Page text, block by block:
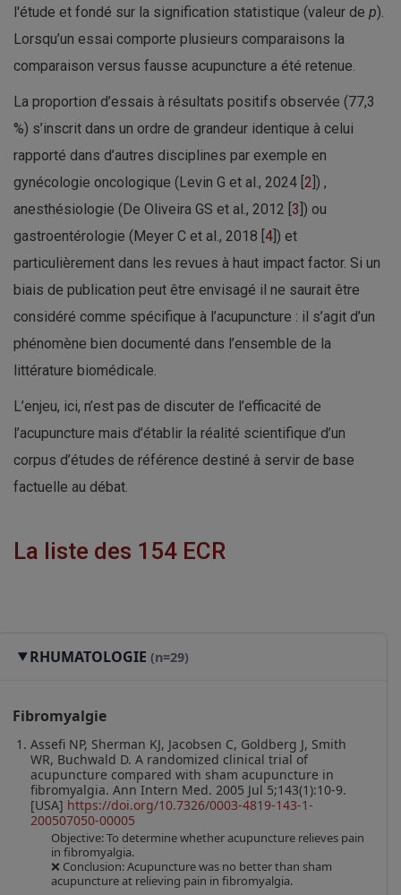
l'étude et fondé sur la signification statistique (valeur de p).
Lorsqu’un essai comporte plusieurs comparaisons la
comparaison versus fausse acupuncture a été retenue.
La proportion d’essais à résultats positifs observée (77,3
%) s’inscrit dans un ordre de grandeur identique à celui
rapporté dans d’autres disciplines par exemple en
gynécologie oncologique (Levin G et al., 2024 [ 2 ]) ,
anesthésiologie (De Oliveira GS et al., 2012 [ 3 ]) ou
gastroentérologie (Meyer C et al., 2018 [ 4 ]) et
particulièrement dans les revues à haut impact factor. Si un
biais de publication peut être envisagé il ne saurait être
considéré comme spécifique à l’acupuncture : il s’agit d’un
phénomène bien documenté dans l’ensemble de la
littérature biomédicale.
L’enjeu, ici, n’est pas de discuter de l’efficacité de
l’acupuncture mais d’établir la réalité scientifique d’un
corpus d’études de référence destiné à servir de base
factuelle au débat.
La liste des 154 ECR
▶ RHUMATOLOGIE (n=29)
Fibromyalgie
Assefi NP, Sherman KJ, Jacobsen C, Goldberg J, Smith
WR, Buchwald D. A randomized clinical trial of
acupuncture compared with sham acupuncture in
fibromyalgia. Ann Intern Med. 2005 Jul 5;143(1):10-9.
[USA] https://doi.org/10.7326/0003-4819-143-1-
200507050-00005
Objective: To determine whether acupuncture relieves pain
in fibromyalgia.
❌ Conclusion: Acupuncture was no better than sham
acupuncture at relieving pain in fibromyalgia.